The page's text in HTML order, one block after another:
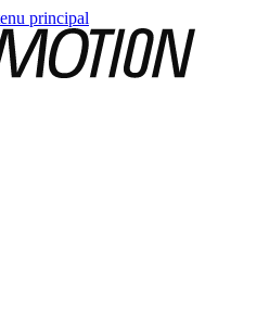
principal